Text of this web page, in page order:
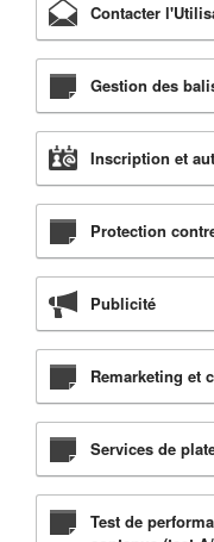
Contacter
Gestion des
Inscription et
Protection
Publicité
Remarketing et
Services de
Test de